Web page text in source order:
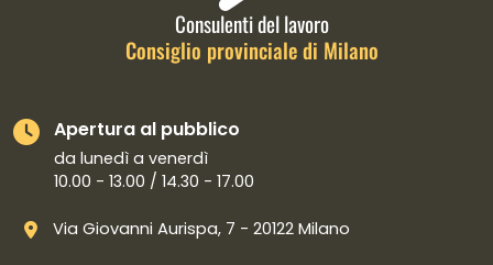
Consulenti del lavoro
Consiglio provinciale di Milano
Apertura al pubblico
da lunedì a venerdì
10.00 - 13.00 / 14.30 - 17.00
Via Giovanni Aurispa, 7 - 20122 Milano